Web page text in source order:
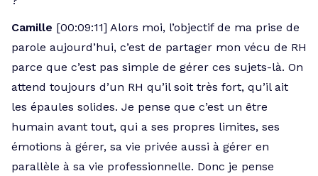
Camille [00:09:11] Alors moi, l’objectif de ma prise de
parole aujourd’hui, c’est de partager mon vécu de RH
parce que c’est pas simple de gérer ces sujets-là. On
attend toujours d’un RH qu’il soit très fort, qu’il ait
les épaules solides. Je pense que c’est un être
humain avant tout, qui a ses propres limites, ses
émotions à gérer, sa vie privée aussi à gérer en
parallèle à sa vie professionnelle. Donc je pense